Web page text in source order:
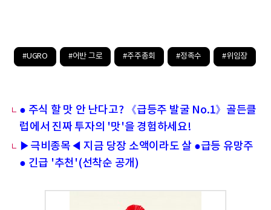
#UGRO #어반 그로 #주주총회 #정족수 #위임장
● 주식 할 맛 안 난다고? 《급등주 발굴 No.1》골든클
럽에서 진짜 투자의 '맛'을 경험하세요!
▶극비종목◀ 지금 당장 소액이라도 살 ●급등 유망주
● 긴급 '추천'(선착순 공개)